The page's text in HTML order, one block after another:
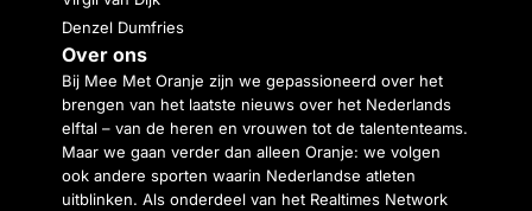
Denzel Dumfries
Over ons
Bij Mee Met Oranje zijn we gepassioneerd over het
brengen van het laatste nieuws over het Nederlands
elftal – van de heren en vrouwen tot de talententeams.
Maar we gaan verder dan alleen Oranje: we volgen
ook andere sporten waarin Nederlandse atleten
uitblinken. Als onderdeel van het Realtimes Network